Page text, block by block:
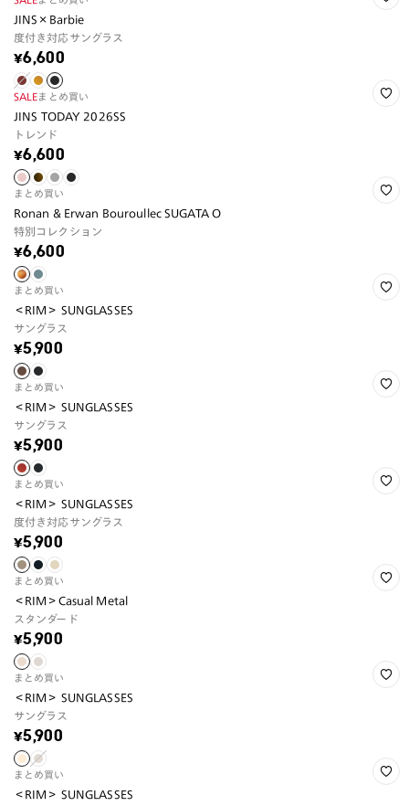
JINS×Barbie
度付き対応サングラス
¥6,600
SALEまとめ買い
JINS TODAY 2026SS
トレンド
¥6,600
まとめ買い
Ronan & Erwan Bouroullec SUGATA O
特別コレクション
¥6,600
まとめ買い
＜RIM＞ SUNGLASSES
サングラス
¥5,900
まとめ買い
＜RIM＞ SUNGLASSES
サングラス
¥5,900
まとめ買い
＜RIM＞ SUNGLASSES
度付き対応サングラス
¥5,900
まとめ買い
＜RIM＞Casual Metal
スタンダード
¥5,900
まとめ買い
＜RIM＞ SUNGLASSES
サングラス
¥5,900
まとめ買い
＜RIM＞ SUNGLASSES